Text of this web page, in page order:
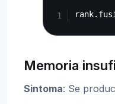
Memoria
Sintoma: Se